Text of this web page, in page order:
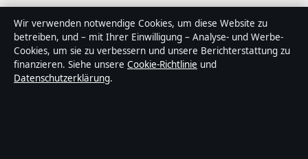
Sacharchiv ist ein unabhängiger digitaler
Nachrichtenanbieter mit Fokus auf Politik, Wirtschaft,
Technik und Gesellschaft in Deutschland. Jeder Artikel
trägt eine Byline, wird von einem Redakteur geprüft
und vor der Veröffentlichung faktengecheckt.
Wir verwenden notwendige Cookies, um diese Website zu
betreiben, und – mit Ihrer Einwilligung – Analyse- und Werbe-
Cookies, um sie zu verbessern und unsere Berichterstattung zu
finanzieren. Siehe unsere Cookie-Richtlinie und
Datenschutzerklärung.